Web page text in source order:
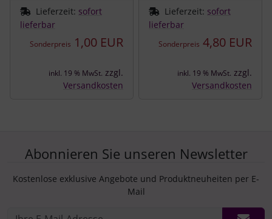
Lieferzeit: sofort
lieferbar
Sonderpreis 1,00 EUR
inkl. 19 % MwSt. zzgl.
Versandkosten
Lieferzeit: sofort
lieferbar
Sonderpreis 4,80 EUR
inkl. 19 % MwSt. zzgl.
Versandkosten
Abonnieren Sie unseren Newsletter
Kostenlose exklusive Angebote und Produktneuheiten per E-
Mail